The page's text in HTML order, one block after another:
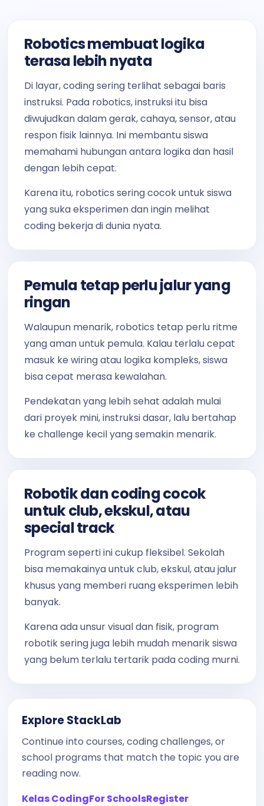
Robotics membuat logika
terasa lebih nyata
Di layar, coding sering terlihat sebagai baris
instruksi. Pada robotics, instruksi itu bisa
diwujudkan dalam gerak, cahaya, sensor, atau
respon fisik lainnya. Ini membantu siswa
memahami hubungan antara logika dan hasil
dengan lebih cepat.
Karena itu, robotics sering cocok untuk siswa
yang suka eksperimen dan ingin melihat
coding bekerja di dunia nyata.
Pemula tetap perlu jalur yang
ringan
Walaupun menarik, robotics tetap perlu ritme
yang aman untuk pemula. Kalau terlalu cepat
masuk ke wiring atau logika kompleks, siswa
bisa cepat merasa kewalahan.
Pendekatan yang lebih sehat adalah mulai
dari proyek mini, instruksi dasar, lalu bertahap
ke challenge kecil yang semakin menarik.
Robotik dan coding cocok
untuk club, ekskul, atau
special track
Program seperti ini cukup fleksibel. Sekolah
bisa memakainya untuk club, ekskul, atau jalur
khusus yang memberi ruang eksperimen lebih
banyak.
Karena ada unsur visual dan fisik, program
robotik sering juga lebih mudah menarik siswa
yang belum terlalu tertarik pada coding murni.
Explore StackLab
Continue into courses, coding challenges, or
school programs that match the topic you are
reading now.
Kelas CodingFor SchoolsRegister